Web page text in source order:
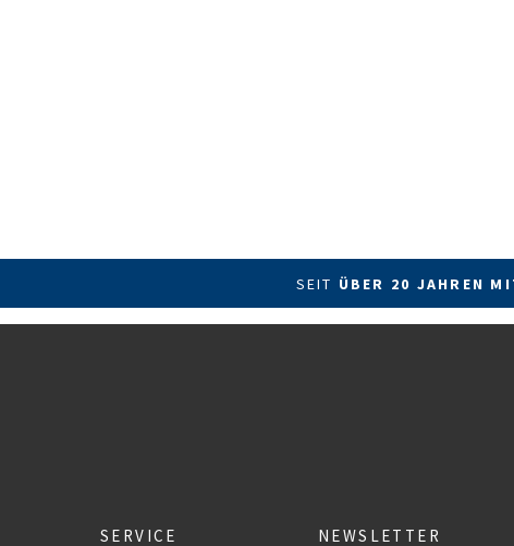
SEIT ÜBER 20 JAHREN
SERVICE NEWSLETTER